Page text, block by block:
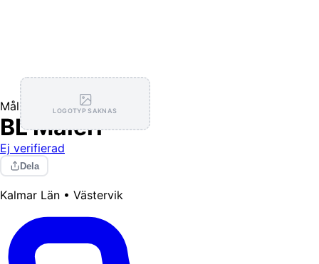
LOGOTYP SAKNAS
Målning / Tapetsering
BL Måleri
Ej verifierad
Dela
Kalmar Län • Västervik